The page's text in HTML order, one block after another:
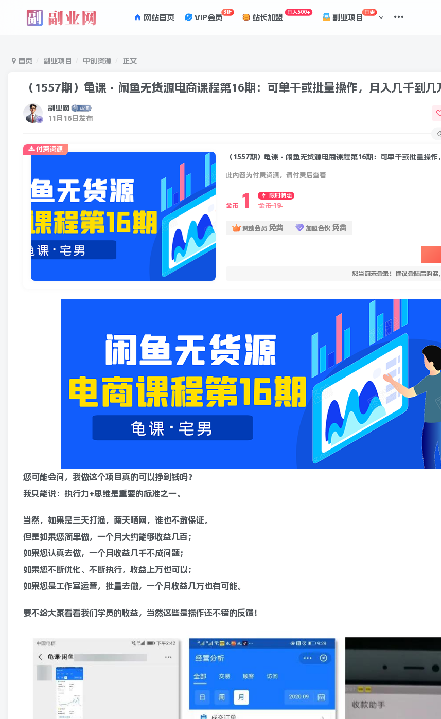
网站首页 VIP会员
3折
站长加盟
日入500+
副业项目
日更
首页 副业项目 中创资源 正文
（1557期）龟课·闲鱼无货源电商课程第16期：可单干或批量操作，月入几千到几
副业网
11月16日发布
此内容为付费资源，请付费后查看
金币 1
限时特惠
金币 19
赞助会员 免费 加盟合伙 免费
您当前未登录！建议登陆后购买
付费资源
您可能会问，我做这个项目真的可以挣到钱吗？
我只能说：执行力+思维是重要的标准之一。
当然，如果是三天打渔，两天晒网，谁也不敢保证。
但是如果您简单做，一个月大约能够收益几百；
如果您认真去做，一个月收益几千不成问题；
如果您不断优化、不断执行，收益上万也可以；
如果您是工作室运营，批量去做，一个月收益几万也有可能。
要不给大家看看我们学员的收益，当然这些是操作还不错的反馈！